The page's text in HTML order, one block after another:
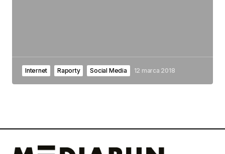
Internet Raporty Social Media 12 marca 2018